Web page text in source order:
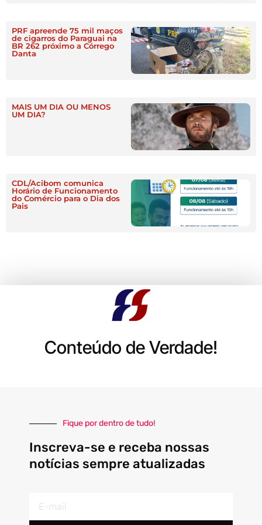
PRF apreende 75 mil maços
de cigarros do Paraguai na
BR 262 próximo a Córrego
Danta
MAIS UM DIA OU MENOS
UM DIA?
CDL/Acibom comunica
Horário de Funcionamento
do Comércio para o Dia dos
Pais
Conteúdo de Verdade!
Fique por dentro de tudo!
Inscreva-se e receba nossas
notícias sempre atualizadas
mail